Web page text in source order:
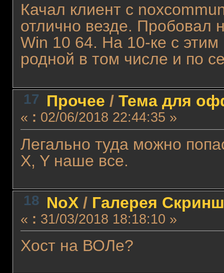
Качал клиент с
отлично везде. Пробовал
Win 10 64. На 10-ке с этим
родной в том числе и по
17 Прочее / Тема для
« : 02/06/2018 22:44:35 »
Легально туда можно
X, Y наше все.
18 NoX/ Галерея
« : 31/03/2018 18:18:10 »
Хост на ВОЛе?